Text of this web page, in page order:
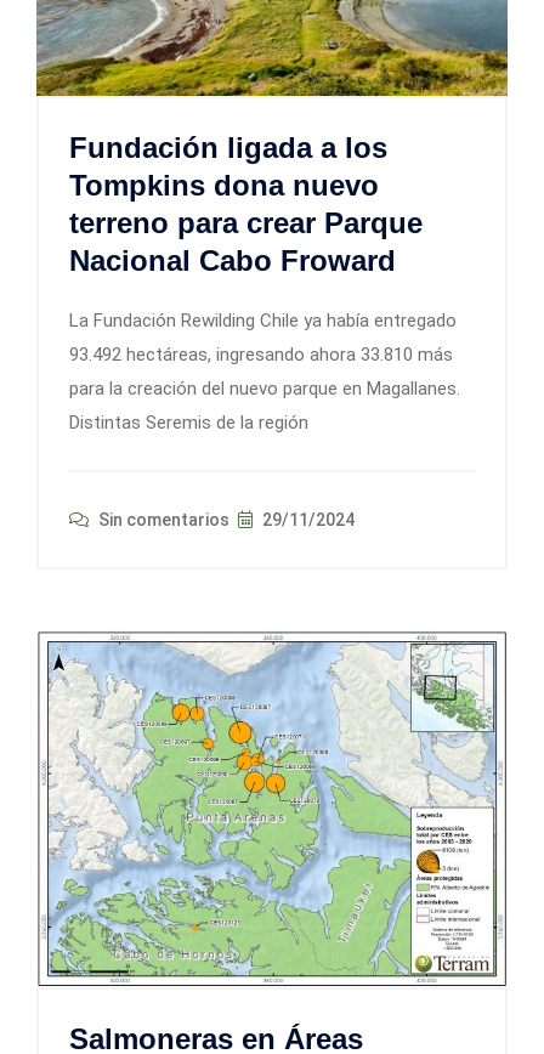
Fundación ligada a los
Tompkins dona nuevo
terreno para crear Parque
Nacional Cabo Froward
La Fundación Rewilding Chile ya había entregado
93.492 hectáreas, ingresando ahora 33.810 más
para la creación del nuevo parque en Magallanes.
Distintas Seremis de la región
Sin comentarios 29/11/2024
Salmoneras en Áreas